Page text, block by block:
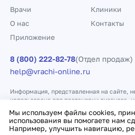
Мы используем файлы cookies,
использования вы помогаете нам
Например, улучшить навигацию,
Врачи
Клиники
О нас
Контакты
Приложение
8 (800) 222-82-78(Отдел продаж)
help@vrachi-online.ru
Информация, представленная на сайте,
использована для постановки диагноза,
заменяет прием врача.
Политика конфиденциальности